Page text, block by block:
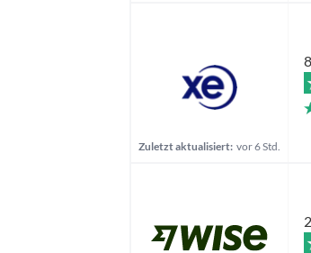
Zuletzt aktualisiert: vor 6 Std.